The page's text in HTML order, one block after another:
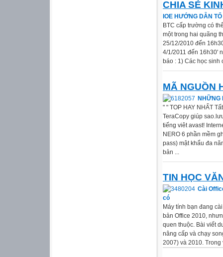
CHIA SẺ
IOE HƯỚNG DẪN
BTC cấp trường có
một trong hai quãng
25/12/2010 đến
4/1/2011 đến 16h30'
báo : 1) Các học
MÃ NGUỒN
NHỮNG
" " TOP HAY NHẤT
TeraCopy giúp
tiếng viêt avast!
NERO 6 phần mềm
pass) mật khẩu đa
bản ...
TIN HỌC
Cài
có
Máy tính bạn đang
bản Office 2010,
quen thuộc. Bài viết
nâng cấp và chạy
2007) và 2010.